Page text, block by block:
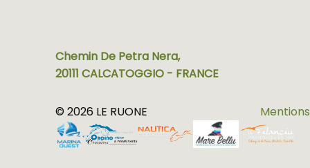
Chemin De Petra Nera,
20111 CALCATOGGIO - FRANCE
© 2026 LE RUONE